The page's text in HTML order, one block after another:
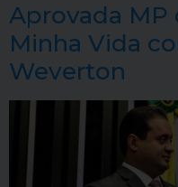
Aprovada MP
Minha Vida
Weverton